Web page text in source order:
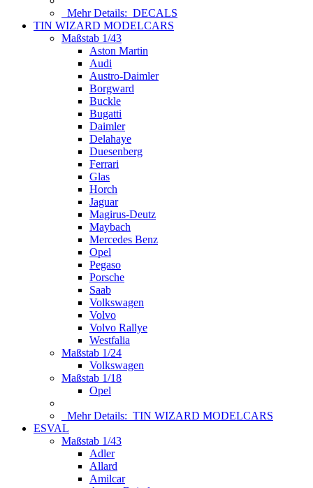
Mehr Details: DECALS
TIN WIZARD MODELCARS
Maßstab 1/43
Aston Martin
Audi
Austro-Daimler
Borgward
Buckle
Bugatti
Daimler
Delahaye
Duesenberg
Ferrari
Glas
Horch
Jaguar
Magirus-Deutz
Maybach
Mercedes Benz
Opel
Pegaso
Porsche
Saab
Volkswagen
Volvo
Volvo Rallye
Westfalia
Maßstab 1/24
Volkswagen
Maßstab 1/18
Opel
Mehr Details: TIN WIZARD MODELCARS
ESVAL
Maßstab 1/43
Adler
Allard
Amilcar